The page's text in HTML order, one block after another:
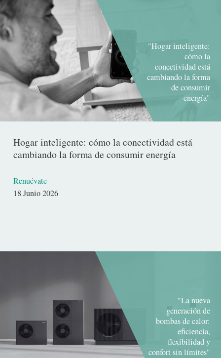
"Hogar inteligente:
cómo la
conectividad está
cambiando la forma
de consumir
energía"
Hogar inteligente: cómo la conectividad está
cambiando la forma de consumir energía
Renuévate
Fecha18 Junio 2026
"La nueva
generación de
bombas de calor:
eficiencia,
flexibilidad y
confort sin límites"